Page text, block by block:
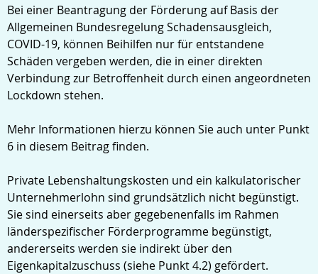
Bei einer Beantragung der Förderung auf Basis der
Allgemeinen Bundesregelung Schadensausgleich,
COVID-19, können Beihilfen nur für entstandene
Schäden vergeben werden, die in einer direkten
Verbindung zur Betroffenheit durch einen angeordneten
Lockdown stehen.
Mehr Informationen hierzu können Sie auch unter Punkt
6 in diesem Beitrag finden.
Private Lebenshaltungskosten und ein kalkulatorischer
Unternehmerlohn sind grundsätzlich nicht begünstigt.
Sie sind einerseits aber gegebenenfalls im Rahmen
länderspezifischer Förderprogramme begünstigt,
andererseits werden sie indirekt über den
Eigenkapitalzuschuss (siehe Punkt 4.2) gefördert.